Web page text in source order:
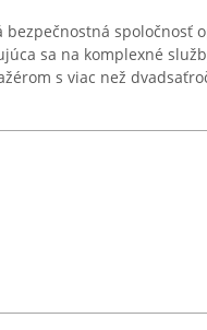
bezpečnostná spoločnosť
sa na komplexné
s viac než